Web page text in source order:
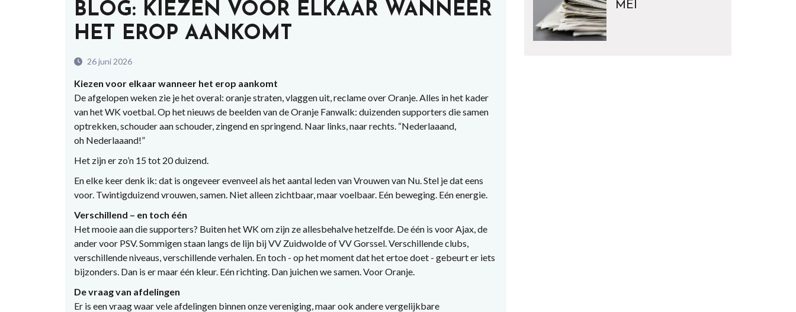
BLOG: KIEZEN VOOR ELKAAR WANNEER
HET EROP AANKOMT
26 juni 2026
Kiezen voor elkaar wanneer het erop aankomt
De afgelopen weken zie je het overal: oranje straten, vlaggen uit, reclame over Oranje. Alles in het kader
van het WK voetbal. Op het nieuws de beelden van de Oranje Fanwalk: duizenden supporters die samen
optrekken, schouder aan schouder, zingend en springend. Naar links, naar rechts. “Nederlaaand,
oh Nederlaaand!”
Het zijn er zo’n 15 tot 20 duizend.
En elke keer denk ik: dat is ongeveer evenveel als het aantal leden van Vrouwen van Nu. Stel je dat eens
voor. Twintigduizend vrouwen, samen. Niet alleen zichtbaar, maar voelbaar. Eén beweging. Eén energie.
Verschillend – en toch één
Het mooie aan die supporters? Buiten het WK om zijn ze allesbehalve hetzelfde. De één is voor Ajax, de
ander voor PSV. Sommigen staan langs de lijn bij VV Zuidwolde of VV Gorssel. Verschillende clubs,
verschillende niveaus, verschillende verhalen. En toch - op het moment dat het ertoe doet - gebeurt er iets
bijzonders. Dan is er maar één kleur. Eén richting. Dan juichen we samen. Voor Oranje.
De vraag van afdelingen
Er is een vraag waar vele afdelingen binnen onze vereniging, maar ook andere vergelijkbare
MEI